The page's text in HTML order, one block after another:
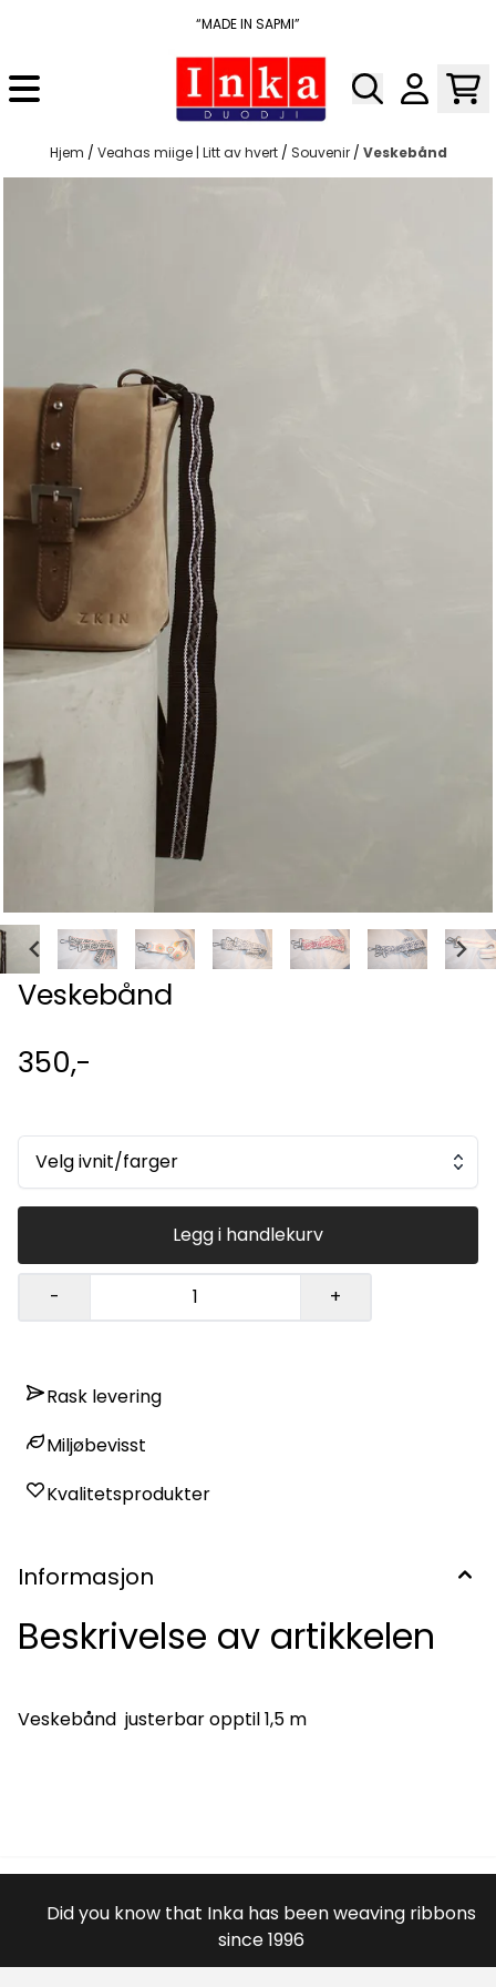
“MADE IN SAPMI”
Hjem / Veahas miige | Litt av hvert / Souvenir / Veskebånd
Veskebånd
350,-
Velg ivnit/farger
Legg i handlekurv
- +
Rask levering
Miljøbevisst
Kvalitetsprodukter
Informasjon
Beskrivelse av artikkelen
Veskebånd justerbar opptil 1,5 m
Did you know that Inka has been weaving ribbons
since 1996